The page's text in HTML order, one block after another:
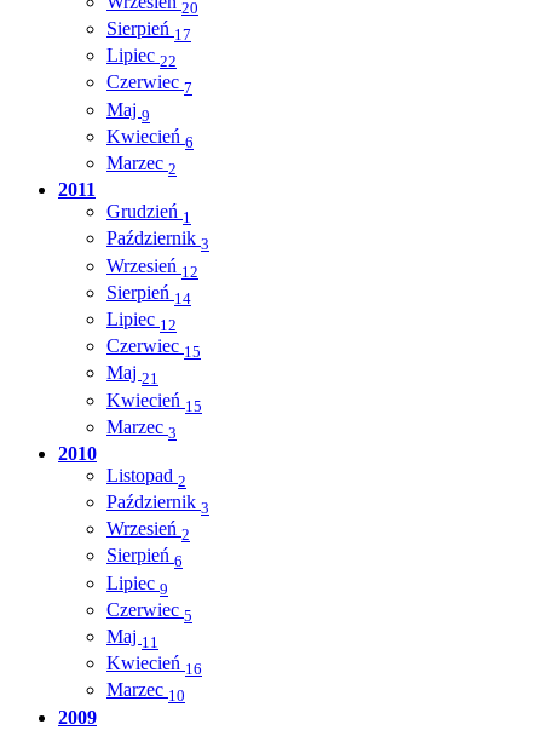
20
Sierpień 17
Lipiec 22
Czerwiec 7
Maj 9
Kwiecień 6
Marzec 2
2011
Grudzień 1
Październik 3
Wrzesień 12
Sierpień 14
Lipiec 12
Czerwiec 15
Maj 21
Kwiecień 15
Marzec 3
2010
Listopad 2
Październik 3
Wrzesień 2
Sierpień 6
Lipiec 9
Czerwiec 5
Maj 11
Kwiecień 16
Marzec 10
2009